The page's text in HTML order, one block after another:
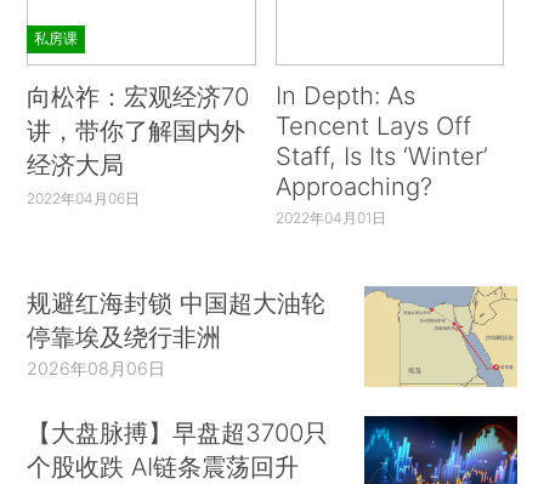
私房课
向松祚：宏观经济70
讲，带你了解国内外
经济大局
2022年04月06日
In Depth: As
Tencent Lays Off
Staff, Is Its ‘Winter’
Approaching?
2022年04月01日
规避红海封锁 中国超大油轮
停靠埃及绕行非洲
2026年08月06日
【大盘脉搏】早盘超3700只
个股收跌 AI链条震荡回升